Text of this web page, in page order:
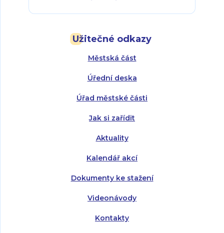
Užitečné odkazy
Městská část
Úřední deska
Úřad městské části
Jak si zařídit
Aktuality
Kalendář akcí
Dokumenty ke stažení
Videonávody
Kontakty
Úterý: 8:00 - 16:00
Úterý: 8:00 - 13:00